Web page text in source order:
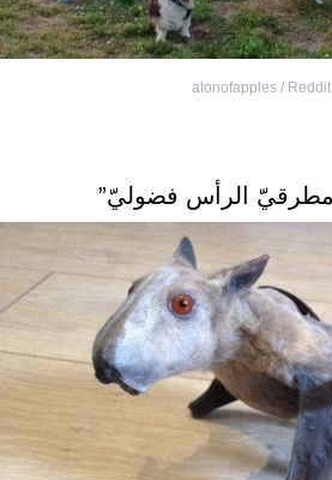
atonofapples / Reddit